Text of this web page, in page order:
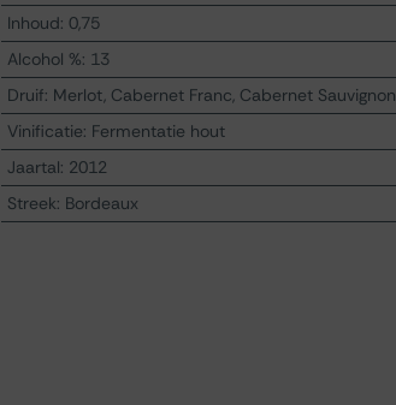
Inhoud: 0,75
Alcohol %: 13
Druif: Merlot, Cabernet Franc, Cabernet Sauvignon
Vinificatie: Fermentatie hout
Jaartal: 2012
Streek: Bordeaux